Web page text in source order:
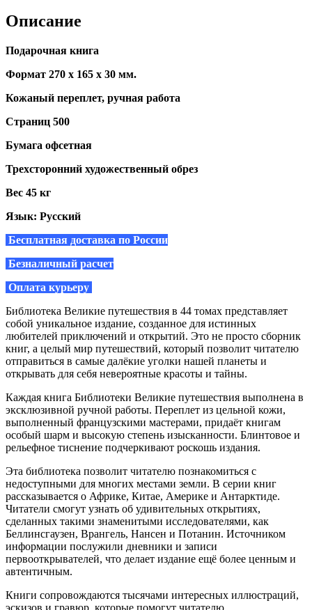
Описание
Подарочная книга
Формат 270 х 165 х 30 мм.
Кожаный переплет, ручная работа
Страниц 500
Бумага офсетная
Трехсторонний художественный обрез
Вес 45 кг
Язык: Русский
Бесплатная доставка по России
Безналичный расчет
Оплата курьеру
Библиотека Великие путешествия в 44 томах представляет
собой уникальное издание, созданное для истинных
любителей приключений и открытий. Это не просто сборник
книг, а целый мир путешествий, который позволит читателю
отправиться в самые далёкие уголки нашей планеты и
открывать для себя невероятные красоты и тайны.
Каждая книга Библиотеки Великие путешествия выполнена в
эксклюзивной ручной работы. Переплет из цельной кожи,
выполненный французскими мастерами, придаёт книгам
особый шарм и высокую степень изысканности. Блинтовое и
рельефное тиснение подчеркивают роскошь издания.
Эта библиотека позволит читателю познакомиться с
недоступными для многих местами земли. В серии книг
рассказывается о Африке, Китае, Америке и Антарктиде.
Читатели смогут узнать об удивительных открытиях,
сделанных такими знаменитыми исследователями, как
Беллинсгаузен, Врангель, Нансен и Потанин. Источником
информации послужили дневники и записи
первооткрывателей, что делает издание ещё более ценным и
автентичным.
Книги сопровождаются тысячами интересных иллюстраций,
эскизов и гравюр, которые помогут читателю